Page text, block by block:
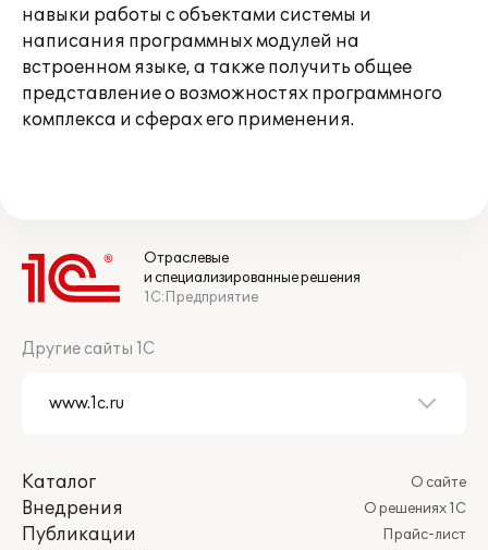
навыки работы с объектами системы и
написания программных модулей на
встроенном языке, а также получить общее
представление о возможностях программного
комплекса и сферах его применения.
Отраслевые
и специализированные решения
1С:Предприятие
Другие сайты 1С
Каталог
Внедрения
Публикации
О сайте
О решениях 1С
Прайс-лист